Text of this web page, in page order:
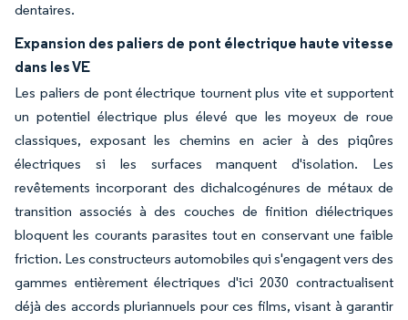
dentaires.
Expansion des paliers de pont électrique haute vitesse
dans les VE
Les paliers de pont électrique tournent plus vite et supportent
un potentiel électrique plus élevé que les moyeux de roue
classiques, exposant les chemins en acier à des piqûres
électriques si les surfaces manquent d'isolation. Les
revêtements incorporant des dichalcogénures de métaux de
transition associés à des couches de finition diélectriques
bloquent les courants parasites tout en conservant une faible
friction. Les constructeurs automobiles qui s'engagent vers des
gammes entièrement électriques d'ici 2030 contractualisent
déjà des accords pluriannuels pour ces films, visant à garantir